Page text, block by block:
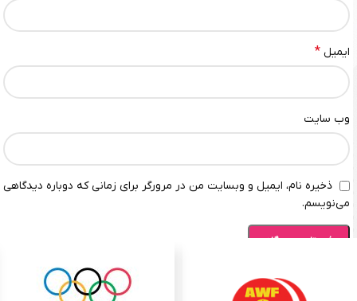
ایمیل *
وب‌ سایت
ذخیره نام، ایمیل و وبسایت من در مرورگر برای زمانی که دوباره دیدگاهی
می‌نویسم.